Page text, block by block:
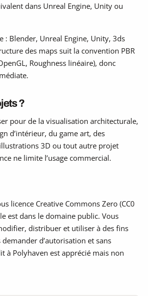
dans Unreal Engine, Unity ou
: Blender, Unreal Engine, Unity, 3ds
des maps suit la convention PBR
Roughness linéaire), donc
?
pour de la visualisation architecturale,
d’intérieur, du game art, des
3D ou tout autre projet
ne limite l’usage commercial.
licence Creative Commons Zero (CC0
est dans le domaine public. Vous
distribuer et utiliser à des fins
d’autorisation et sans
à Polyhaven est apprécié mais non